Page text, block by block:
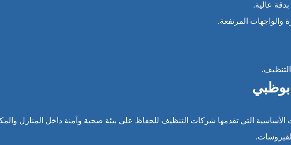
عالية.
والواجهات المرتفعة.
التي تقدمها شركات التنظيف للحفاظ على بيئة صحية وآمنة داخل المنازل